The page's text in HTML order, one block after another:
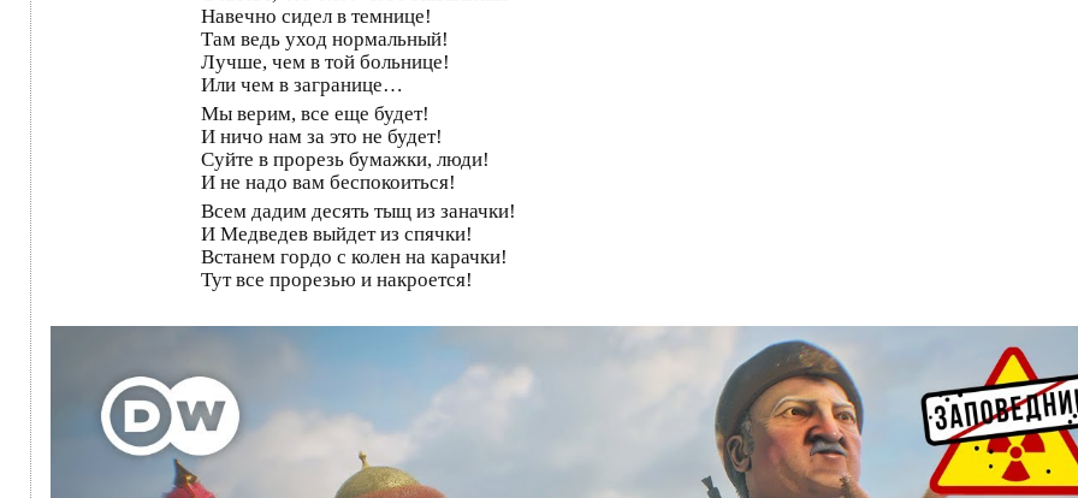
Навечно сидел в темнице!
Там ведь уход нормальный!
Лучше, чем в той больнице!
Или чем в загранице…
Мы верим, все еще будет!
И ничо нам за это не будет!
Суйте в прорезь бумажки, люди!
И не надо вам беспокоиться!
Всем дадим десять тыщ из заначки!
И Медведев выйдет из спячки!
Встанем гордо с колен на карачки!
Тут все прорезью и накроется!